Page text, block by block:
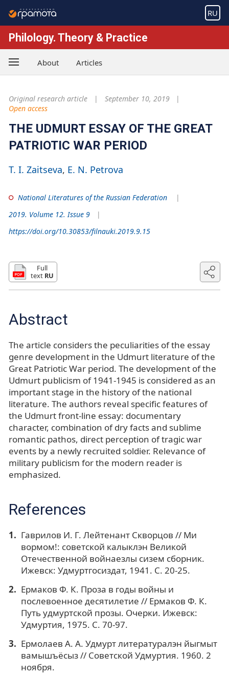
RU
Philology. Theory & Practice
About Articles
Original research article
September 10, 2019
Open access
THE UDMURT ESSAY OF THE GREAT
PATRIOTIC WAR PERIOD
T. I. Zaitseva E. N. Petrova
National Literatures of the Russian Federation
2019. Volume 12. Issue 9
https://doi.org/10.30853/filnauki.2019.9.15
Full
text RU
Abstract
The article considers the peculiarities of the essay
genre development in the Udmurt literature of the
Great Patriotic War period. The development of the
Udmurt publicism of 1941-1945 is considered as an
important stage in the history of the national
literature. The authors reveal specific features of
the Udmurt front-line essay: documentary
character, combination of dry facts and sublime
romantic pathos, direct perception of tragic war
events by a newly recruited soldier. Relevance of
military publicism for the modern reader is
emphasized.
References
Гаврилов И. Г. Лейтенант Скворцов // Ми
вормом!: советской калыклэн Великой
Отечественной войнаезлы сизем сборник.
Ижевск: Удмуртгосиздат, 1941. С. 20-25.
Ермаков Ф. К. Проза в годы войны и
послевоенное десятилетие // Ермаков Ф. К.
Путь удмуртской прозы. Очерки. Ижевск:
Удмуртия, 1975. С. 70-97.
Ермолаев А. А. Удмурт литературалэн йыгмыт
вамышъёсыз // Советской Удмуртия. 1960. 2
ноября.